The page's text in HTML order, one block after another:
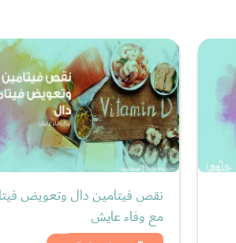
مع وفاء عايش